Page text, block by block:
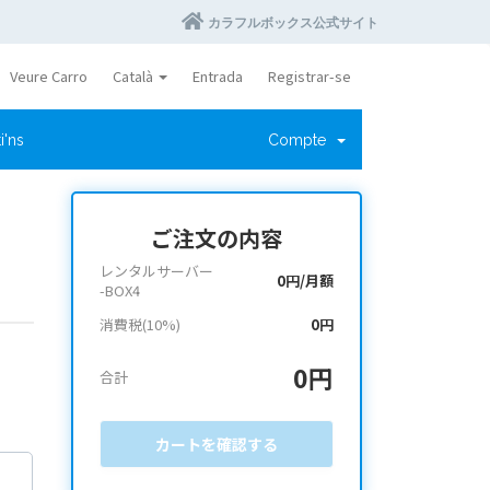
カラフルボックス公式サイト
Veure Carro Català Entrada Registrar-se
Compte
ご注文の内容
レンタルサーバー
-BOX4
0円/月額
消費税(10%) 0円
合計 0円
カートを確認する